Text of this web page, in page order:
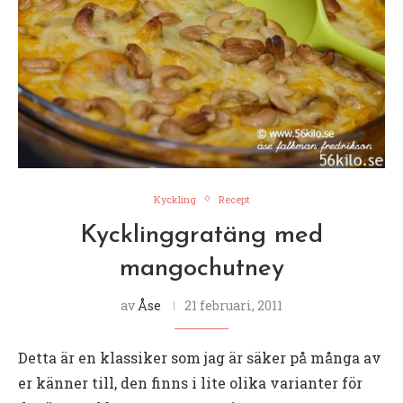
Kyckling Recept
Kycklinggratäng med
mangochutney
av Åse 21 februari, 2011
Detta är en klassiker som jag är säker på många av
er känner till, den finns i lite olika varianter för